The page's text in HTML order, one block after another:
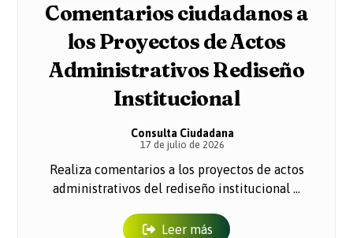
Comentarios ciudadanos a
los Proyectos de Actos
Administrativos Rediseño
Institucional
Consulta Ciudadana
17 de julio de 2026
Realiza comentarios a los proyectos de actos
administrativos del rediseño institucional ...
Leer más